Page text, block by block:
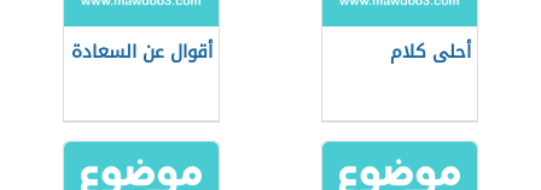
أحلى كلام أقوال عن السعادة